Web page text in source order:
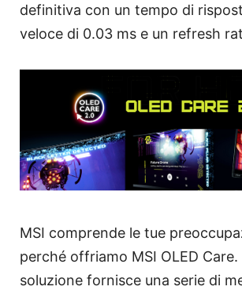
definitiva con un tempo di
veloce di 0.03 ms e un refresh
MSI comprende le tue
perché offriamo MSI OLED Care.
soluzione fornisce una serie di